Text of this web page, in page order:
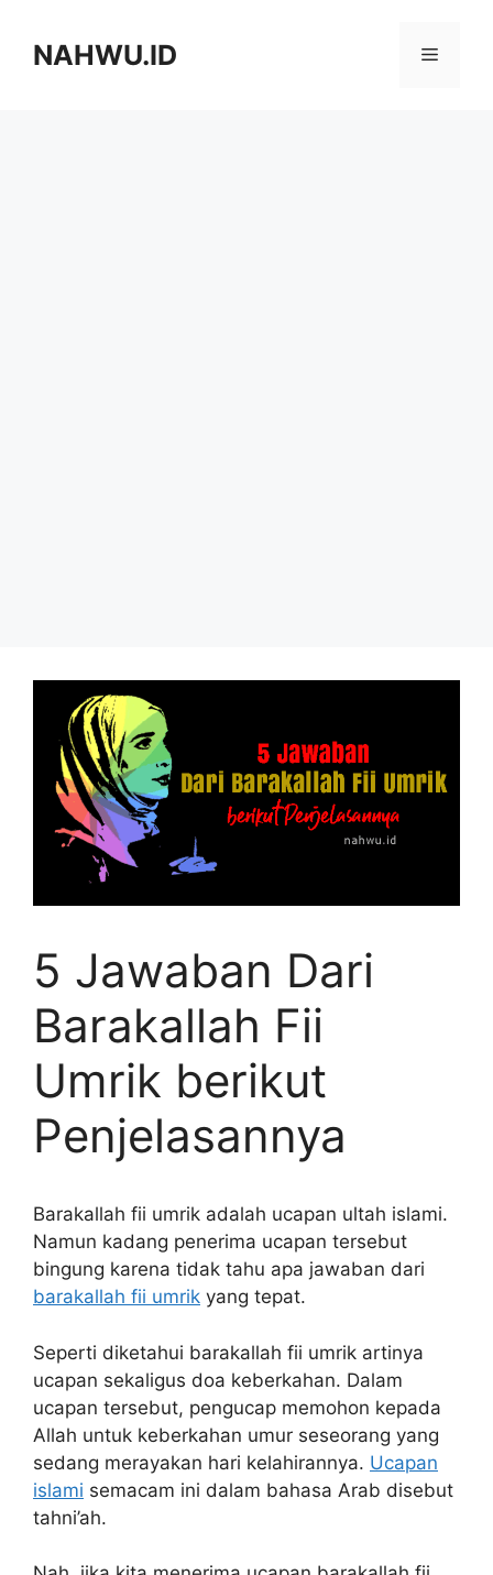
NAHWU.ID Menu
5 Jawaban Dari
Barakallah Fii
Umrik berikut
Penjelasannya
Barakallah fii umrik adalah ucapan ultah islami.
Namun kadang penerima ucapan tersebut
bingung karena tidak tahu apa jawaban dari
barakallah fii umrik yang tepat.
Seperti diketahui barakallah fii umrik artinya
ucapan sekaligus doa keberkahan. Dalam
ucapan tersebut, pengucap memohon kepada
Allah untuk keberkahan umur seseorang yang
sedang merayakan hari kelahirannya. Ucapan
islami semacam ini dalam bahasa Arab disebut
tahni’ah.